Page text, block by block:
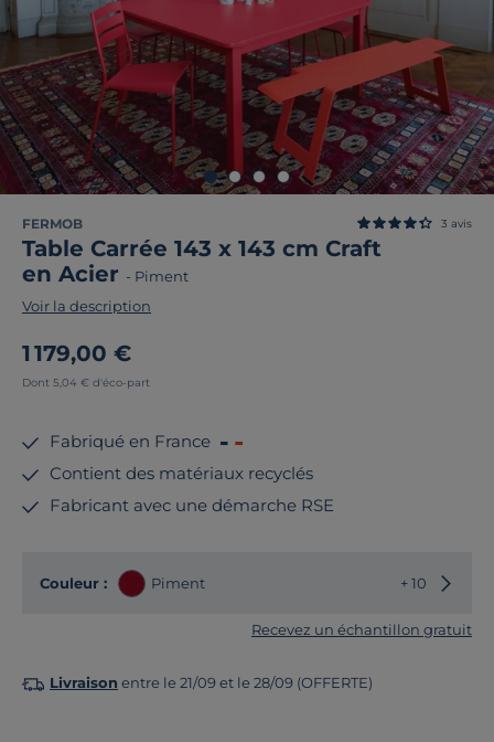
FERMOB
Table Carrée 143 x 143 cm Craft
en Acier - Piment
3 avis
Voir la description
1 179,00 €
Dont 5,04 € d'éco-part
Fabriqué en France
Contient des matériaux recyclés
Fabricant avec une démarche RSE
Couleur : Piment + 10
Recevez un échantillon gratuit
Livraison entre le 21/09 et le 28/09 (OFFERTE)